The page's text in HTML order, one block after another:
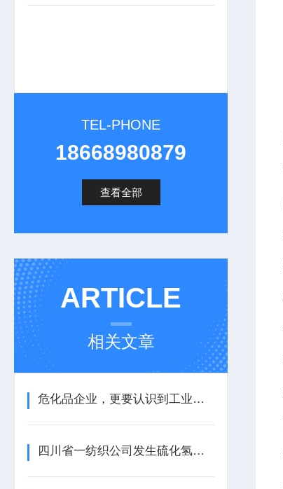
TEL-PHONE
18668980879
查看全部
ARTICLE
相关文章
危化品企业，更要认识到工业气体报警器的重要性
四川省一纺织公司发生硫化氢中毒事件